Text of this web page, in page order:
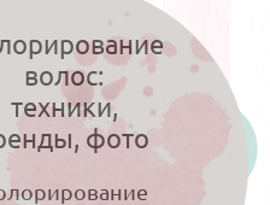
волос:
техники,
фото